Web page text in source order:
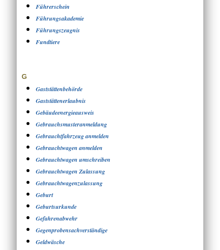
Führerschein
Führungsakademie
Führungszeugnis
Fundtiere
G
Gaststättenbehörde
Gaststättenerlaubnis
Gebäudeenergieausweis
Gebrauchsmusteranmeldung
Gebrauchtfahrzeug anmelden
Gebrauchtwagen anmelden
Gebrauchtwagen umschreiben
Gebrauchtwagen Zulassung
Gebrauchtwagenzulassung
Geburt
Geburtsurkunde
Gefahrenabwehr
Gegenprobensachverständige
Geldwäsche